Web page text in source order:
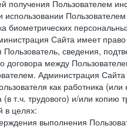
получения Пользователем
использовании
биометрических
Сайта имеет право
Пользователь, сведения,
договора между
Администрация
как работника
(в т.ч. трудового) и/или копию
в целях:
выполнения